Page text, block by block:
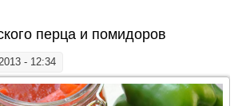
перца и помидоров
- 12:34